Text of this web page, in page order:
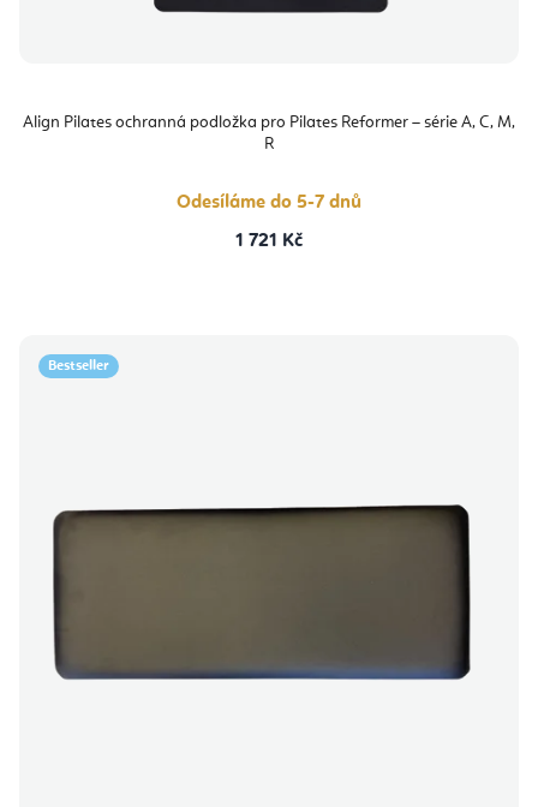
Align Pilates ochranná podložka pro Pilates Reformer – série A, C, M,
R
Odesíláme do 5-7 dnů
1 721 Kč
Bestseller